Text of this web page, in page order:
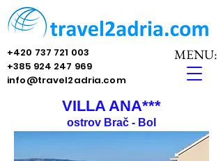
MENU:
+420 737 721 003
+385 924 247 969
info@travel2adria.com
VILLA ANA***
ostrov Brač - Bol